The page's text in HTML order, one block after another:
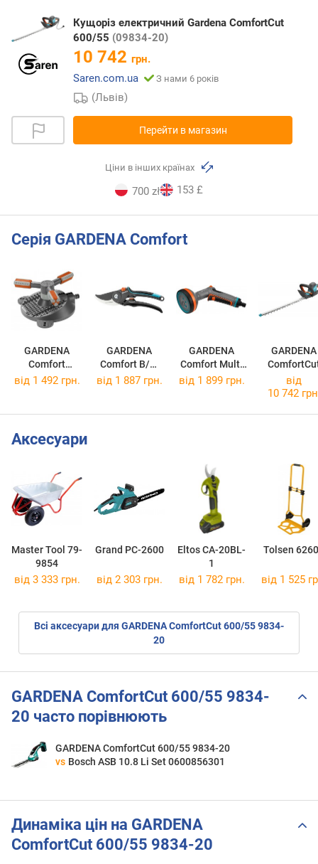
Кущоріз електричний Gardena ComfortCut
600/55 (09834-20)
10 742 грн.
Saren.com.ua
З нами 6 років
(Львів)
Перейти в магазин
Ціни в інших країнах
700 zł 153 £
Серія GARDENA Comfort
GARDENA
Comfort
Mambo 2062-
GARDENA
Comfort B/M
8904-20
GARDENA
Comfort Multi
Sprayer 18315-
GARDENA
600/55
20
від 1 492 грн. від 1 887 грн. від 1 899 грн.
від
10 742
Аксесуари
Master Tool 79-
9854
Grand PC-2600
Eltos CA-20BL-
1
Tolsen
від 3 333 грн. від 2 303 грн. від 1 782 грн. від 1 525
Всі аксесуари для GARDENA ComfortCut 600/55 9834-
20
GARDENA ComfortCut 600/55 9834-
20 часто порівнюють
GARDENA ComfortCut 600/55 9834-20
vs Bosch ASB 10.8 Li Set 0600856301
Динаміка цін на GARDENA
ComfortCut 600/55 9834-20